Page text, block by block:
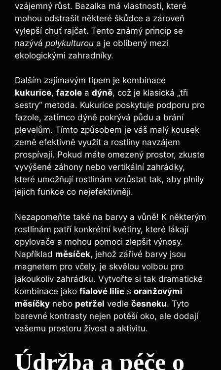
vzájemný růst. Bazalka má vlastnosti, které
mohou odstrašit některé škůdce a zároveň
vylepší chuť rajčat. Tento známý princip se
nazývá polykulturou a je oblíbený mezi
ekologickými zahradníky.
Dalším zajímavým tipem je kombinace
kukurice, fazole a dýně, což je klasická „tři
sestry“ metoda. Kukurice poskytuje podporu pro
fazole, zatímco dýně pokrývá půdu a brání
plevelům. Tímto způsobem je váš malý kousek
země efektivně využit a rostliny navzájem
prospívají. Pokud máte omezený prostor, zkuste
vyvýšené záhony nebo vertikální zahrádky,
které umožňují rostlinám vzrůstat tak, aby plnily
jejich funkce co nejefektivněji.
Nezapomeňte také na barvy a vůně! K některým
rostlinám patří konkrétní květiny, které lákají
opylovače a mohou pomoci zlepšit výnosy.
Například měsíček, jehož zářivé barvy jsou
magnetem pro včely, je skvělou volbou pro
jakoukoliv zahrádku. Vytvořte si tak dramatické
kombinace jako fialové lilie s oranžovými
měsíčky nebo petržel vedle česneku. Tyto
barevné kontrasty nejen potěší oko, ale dodají
vašemu prostoru živost a aktivitu.
Údržba a péče o